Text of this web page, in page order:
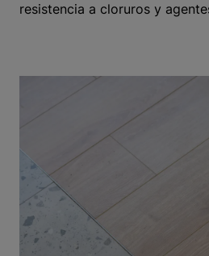
resistencia a cloruros y